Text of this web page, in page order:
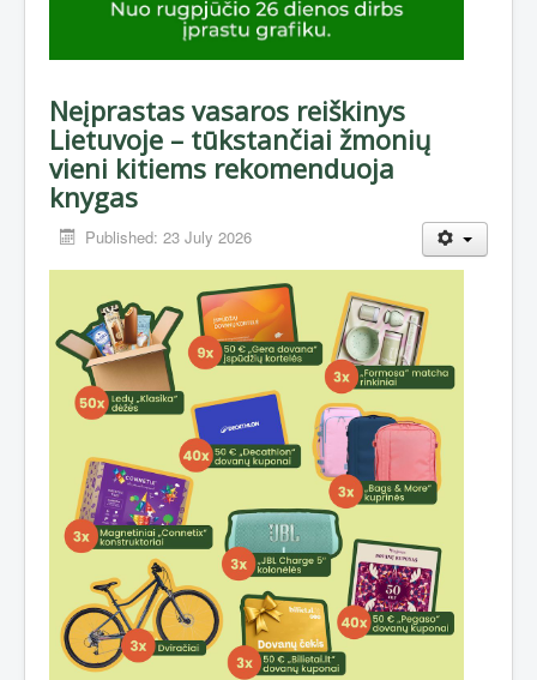
Neįprastas vasaros reiškinys
Lietuvoje – tūkstančiai žmonių
vieni kitiems rekomenduoja
knygas
Published: 23 July 2026